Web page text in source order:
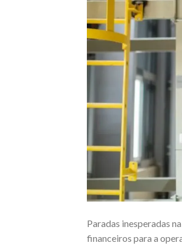
Paradas inesperadas
financeiros para a